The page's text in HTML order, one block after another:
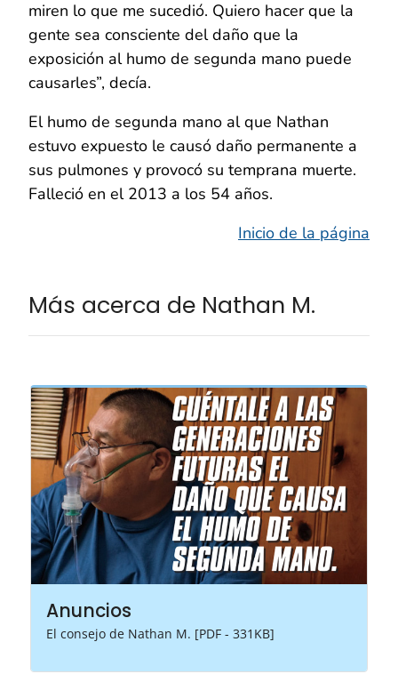
miren lo que me sucedió. Quiero hacer que la
gente sea consciente del daño que la
exposición al humo de segunda mano puede
causarles”, decía.
El humo de segunda mano al que Nathan
estuvo expuesto le causó daño permanente a
sus pulmones y provocó su temprana muerte.
Falleció en el 2013 a los 54 años.
Inicio de la página
Más acerca de Nathan M.
Anuncios
El consejo de Nathan M. [PDF - 331KB]